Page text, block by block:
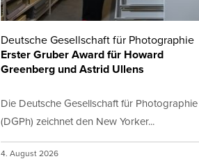
Deutsche Gesellschaft für Photographie
Erster Gruber Award für Howard
Greenberg und Astrid Ullens
Die Deutsche Gesellschaft für Photographie
(DGPh) zeichnet den New Yorker...
4. August 2026